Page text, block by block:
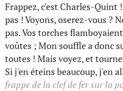
Frappez, c'est Charles-Quint
pas ! Voyons, oserez-vous ?
pas. Vos torches
voûtes ; Mon souffle a donc
toutes ! Mais voyez, et
Si j'en éteins beaucoup, j'en
frappe de la clef de fer sur la